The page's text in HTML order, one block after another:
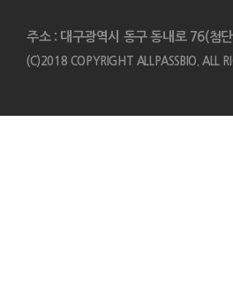
주소 : 대구광역시 동구 동내로 76(첨
(C)2018 COPYRIGHT ALLPASSBIO. ALL